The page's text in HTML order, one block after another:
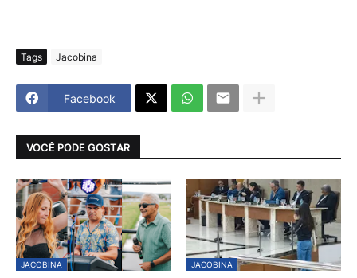
Tags Jacobina
Facebook
VOCÊ PODE GOSTAR
JACOBINA JACOBINA